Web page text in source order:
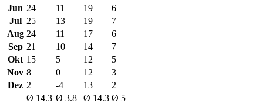
Jun 24 11 19
6
Jul 25 13 19
7
Aug 24 11 17
6
Sep 21 10 14
7
Okt 15 5 12
5
Nov 8 0 12
3
Dez 2 -4 13
2
Ø 14.3 Ø 3.8 Ø 14.3 Ø 5